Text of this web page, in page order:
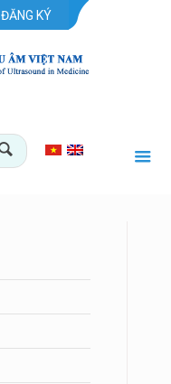
ĐĂNG KÝ